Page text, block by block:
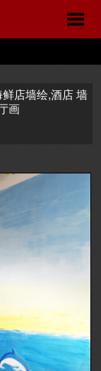
店墙绘,酒店 墙
画